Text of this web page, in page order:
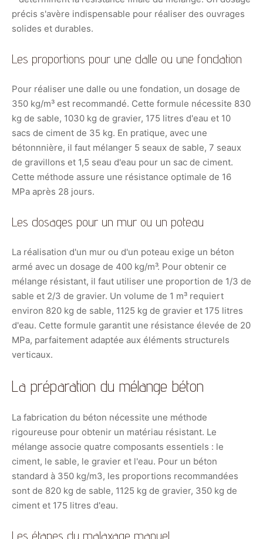
précis s'avère indispensable pour réaliser des ouvrages
solides et durables.
Les proportions pour une dalle ou une fondation
Pour réaliser une dalle ou une fondation, un dosage de
350 kg/m³ est recommandé. Cette formule nécessite 830
kg de sable, 1030 kg de gravier, 175 litres d'eau et 10
sacs de ciment de 35 kg. En pratique, avec une
bétonnnière, il faut mélanger 5 seaux de sable, 7 seaux
de gravillons et 1,5 seau d'eau pour un sac de ciment.
Cette méthode assure une résistance optimale de 16
MPa après 28 jours.
Les dosages pour un mur ou un poteau
La réalisation d'un mur ou d'un poteau exige un béton
armé avec un dosage de 400 kg/m³. Pour obtenir ce
mélange résistant, il faut utiliser une proportion de 1/3 de
sable et 2/3 de gravier. Un volume de 1 m³ requiert
environ 820 kg de sable, 1125 kg de gravier et 175 litres
d'eau. Cette formule garantit une résistance élevée de 20
MPa, parfaitement adaptée aux éléments structurels
verticaux.
La préparation du mélange béton
La fabrication du béton nécessite une méthode
rigoureuse pour obtenir un matériau résistant. Le
mélange associe quatre composants essentiels : le
ciment, le sable, le gravier et l'eau. Pour un béton
standard à 350 kg/m3, les proportions recommandées
sont de 820 kg de sable, 1125 kg de gravier, 350 kg de
ciment et 175 litres d'eau.
Les étapes du malaxage manuel